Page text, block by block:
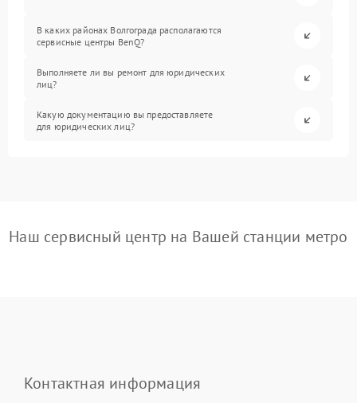
В каких районах Волгограда располагаются
сервисные центры BenQ?
Выполняете ли вы ремонт для юридических
лиц?
Какую документацию вы предоставляете
для юридических лиц?
Наш сервисный центр на Вашей станции метро
Контактная информация